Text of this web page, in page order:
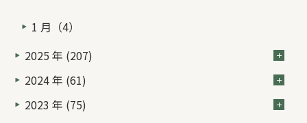
1 月（4）
2025 年 (207)
2024 年 (61)
2023 年 (75)